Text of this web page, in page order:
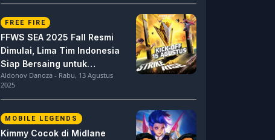
FREE FIRE
FFWS SEA 2025 Fall Resmi
Dimulai, Lima Tim Indonesia
Siap Bersaing untuk
Dominasi
Aldonov Danoza - Rabu, 13 Agustus
2025
MOBILE LEGENDS
Kimmy Cocok di Midlane